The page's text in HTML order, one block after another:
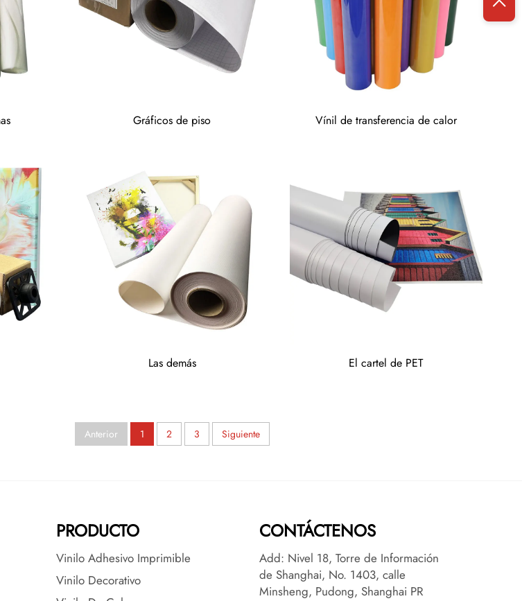
Gráficos de piso Vínil de transferencia de calor
Las demás El cartel de PET
Anterior 1 2 3 Siguiente
PRODUCTO
Vinilo Adhesivo Imprimible
Vinilo Decorativo
CONTÁCTENOS
Add: Nivel 18, Torre de Información
de Shanghai, No. 1403, calle
Minsheng, Pudong, Shanghai PR